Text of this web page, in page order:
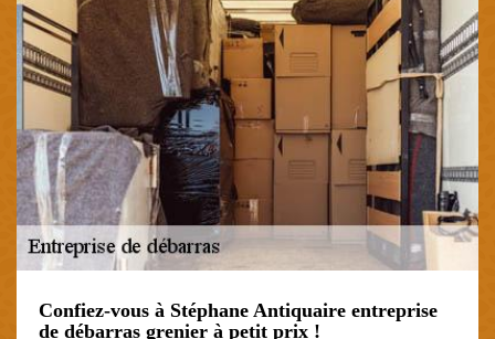
Confiez-vous à Stéphane Antiquaire entreprise
de débarras grenier à petit prix !